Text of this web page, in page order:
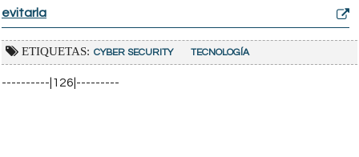
evitarla
ETIQUETAS: CYBER SECURITY TECNOLOGÍA
----------|126|---------